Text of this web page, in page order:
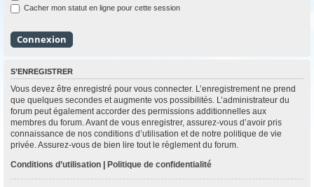
Cacher mon statut en ligne pour cette session
S’ENREGISTRER
Vous devez être enregistré pour vous connecter. L’enregistrement ne prend
que quelques secondes et augmente vos possibilités. L’administrateur du
forum peut également accorder des permissions additionnelles aux
membres du forum. Avant de vous enregistrer, assurez-vous d’avoir pris
connaissance de nos conditions d’utilisation et de notre politique de vie
privée. Assurez-vous de bien lire tout le règlement du forum.
Conditions d’utilisation | Politique de confidentialité